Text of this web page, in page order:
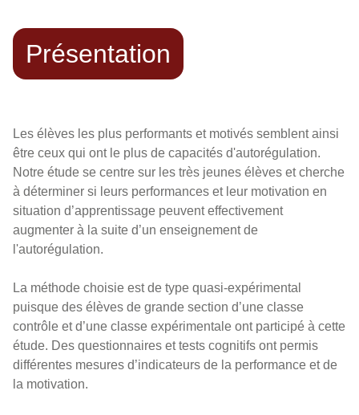
Présentation
Les élèves les plus performants et motivés semblent ainsi
être ceux qui ont le plus de capacités d'autorégulation.
Notre étude se centre sur les très jeunes élèves et cherche
à déterminer si leurs performances et leur motivation en
situation d’apprentissage peuvent effectivement
augmenter à la suite d’un enseignement de
l'autorégulation.
La méthode choisie est de type quasi-expérimental
puisque des élèves de grande section d’une classe
contrôle et d’une classe expérimentale ont participé à cette
étude. Des questionnaires et tests cognitifs ont permis
différentes mesures d’indicateurs de la performance et de
la motivation.